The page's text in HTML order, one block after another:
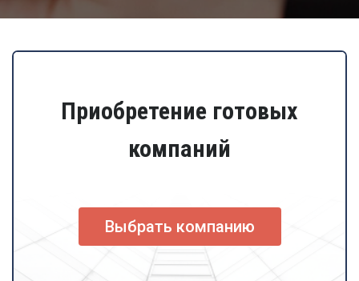
Приобретение готовых
компаний
Выбрать компанию